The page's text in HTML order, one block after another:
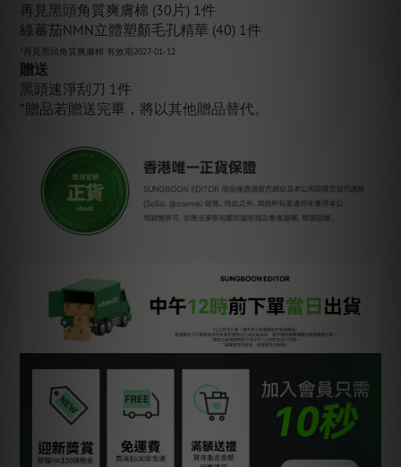
再見黑頭角質爽膚棉 (30片) 1件
綠蕃茄NMN立體塑顏毛孔精華 (40) 1件
*再見黑頭角質爽膚棉 有效期2027-01-12
贈送
黑頭速淨刮刀 1件
*贈品若贈送完畢，將以其他贈品替代。